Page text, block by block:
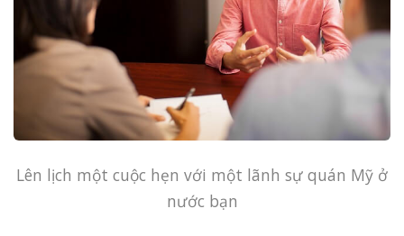
Lên lịch một cuộc hẹn với một lãnh sự quán Mỹ ở
nước bạn